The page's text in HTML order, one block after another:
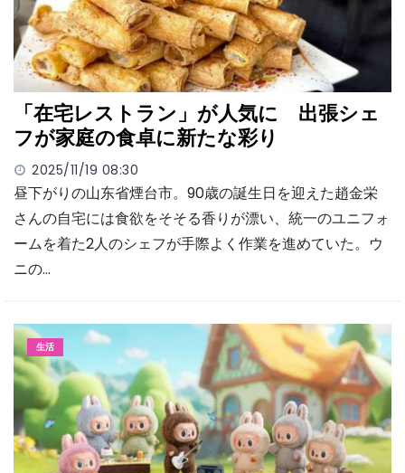
「在宅レストラン」が人気に 出張シェ
フが家庭の食卓に新たな彩り
2025/11/19 08:30
昼下がりの山东省煙台市。90歳の誕生日を迎えた趙金栄
さんの自宅には食欲をそそる香りが漂い、統一のユニフォ
ームを着た2人のシェフが手際よく作業を進めていた。ウ
ニの…
生活